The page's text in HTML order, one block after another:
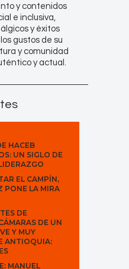
y contenidos
e inclusiva,
y éxitos
gustos de su
y comunidad
y actual.
HACEB
UN SIGLO DE
EL CAMPÍN,
PONE LA MIRA
DE
DE UN
Y MUY
ANTIOQUIA:
MANUEL